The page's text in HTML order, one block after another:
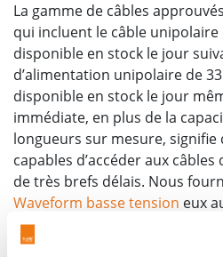
La gamme de câbles
qui incluent le câble unipolaire
disponible en stock le jour
d’alimentation unipolaire de
disponible en stock le jour
immédiate, en plus de la
longueurs sur mesure, signifie
capables d’accéder aux câbles
de très brefs délais. Nous
Waveform basse tension eux
Contactez nos experts en
plus.